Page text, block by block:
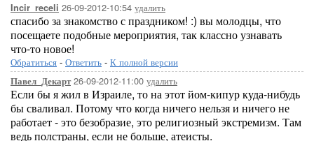
Incir_receli 26-09-2012-10:54 удалить
спасибо за знакомство с праздником! :) вы молодцы, что
посещаете подобные мероприятия, так классно узнавать
что-то новое!
Обратиться - Ответить - К полной версии
Павел_Декарт26-09-2012-11:00 удалить
Если бы я жил в Израиле, то на этот йом-кипур куда-нибудь
бы сваливал. Потому что когда ничего нельзя и ничего не
работает - это безобразие, это религиозный экстремизм. Там
ведь полстраны, если не больше, атеисты.